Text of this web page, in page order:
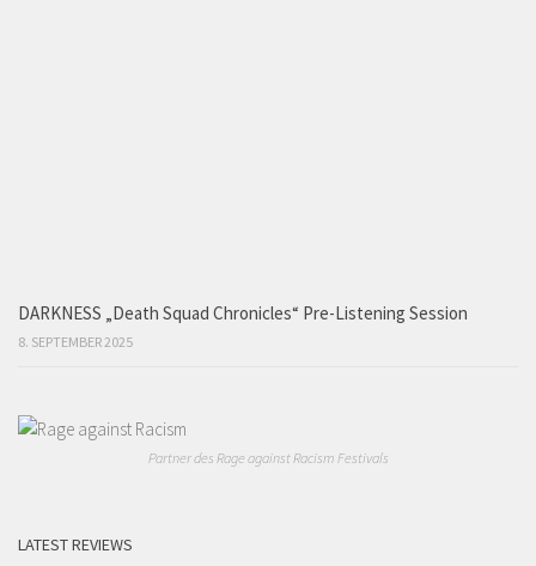
DARKNESS „Death Squad Chronicles“ Pre-Listening Session
8. SEPTEMBER 2025
Partner des Rage against Racism Festivals
LATEST REVIEWS